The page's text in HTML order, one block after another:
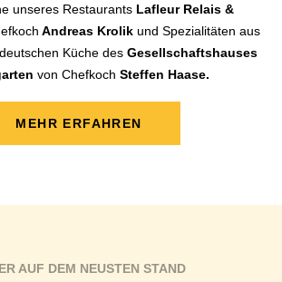
unseres Restaurants Lafleur Relais &
Andreas Krolik und Spezialitäten aus
Küche des Gesellschaftshauses
von Chefkoch Steffen Haase.
MEHR ERFAHREN
AUF DEM NEUSTEN STAND